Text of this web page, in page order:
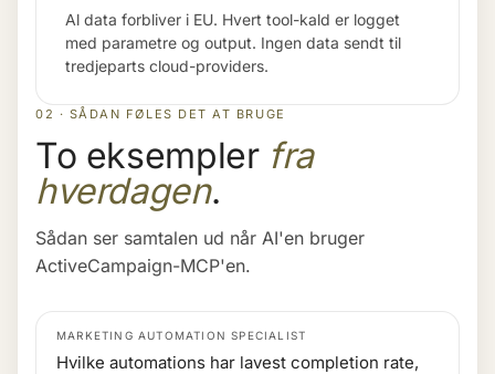
Al data forbliver i EU. Hvert tool-kald er logget
med parametre og output. Ingen data sendt til
tredjeparts cloud-providers.
02 · SÅDAN FØLES DET AT BRUGE
To eksempler fra
hverdagen.
Sådan ser samtalen ud når AI'en bruger
ActiveCampaign-MCP'en.
MARKETING AUTOMATION SPECIALIST
Hvilke automations har lavest completion rate,